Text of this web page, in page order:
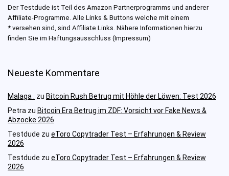
Der Testdude ist Teil des Amazon Partnerprogramms und anderer
Affiliate-Programme. Alle Links & Buttons welche mit einem
*versehen sind, sind Affiliate Links. Nähere Informationen hierzu
finden Sie im Haftungsausschluss (Impressum)
Neueste Kommentare
Malaga . zu Bitcoin Rush Betrug mit Höhle der Löwen: Test 2026
Petra zu Bitcoin Era Betrug im ZDF: Vorsicht vor Fake News &
Abzocke 2026
Testdude zu eToro Copytrader Test – Erfahrungen & Review
2026
Testdude zu eToro Copytrader Test – Erfahrungen & Review
2026